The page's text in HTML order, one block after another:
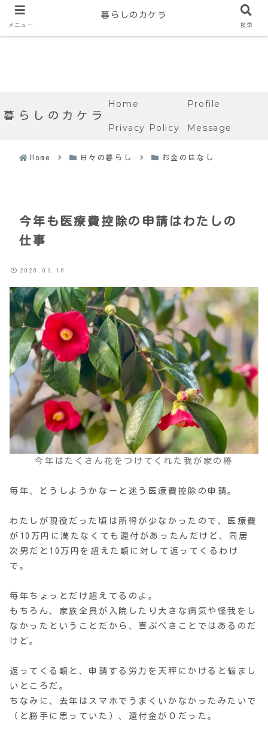
暮らしのカケラ
Home Profile
Privacy Policy Message
Home 日々の暮らし お金のはなし
今年も医療費控除の申請はわたしの
仕事
2026.03.16
今年はたくさん花をつけてくれた我が家の椿
毎年、どうしようかなーと迷う医療費控除の申請。
わたしが現役だった頃は所得が少なかったので、医療費
が10万円に満たなくても還付があったんだけど、同居
次男だと10万円を超えた額に対して返ってくるわけ
で。
毎年ちょっとだけ超えてるのよ。
もちろん、家族全員が入院したり大きな病気や怪我をし
なかったということだから、喜ぶべきことではあるのだ
けど。
返ってくる額と、申請する労力を天秤にかけると悩まし
いところだ。
ちなみに、去年はスマホでうまくいかなかったみたいで
（と勝手に思っていた）、還付金が０だった。
メニュー
暮らしのカケラ
検索